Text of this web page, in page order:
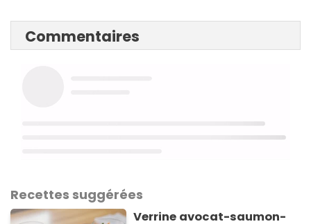
Commentaires
Recettes suggérées
Verrine avocat-saumon-